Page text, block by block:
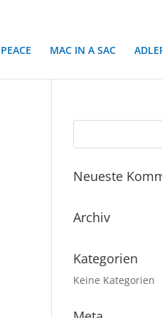
MAC IN A SAC
Neueste
Archiv
Kategorien
Keine Kategorien